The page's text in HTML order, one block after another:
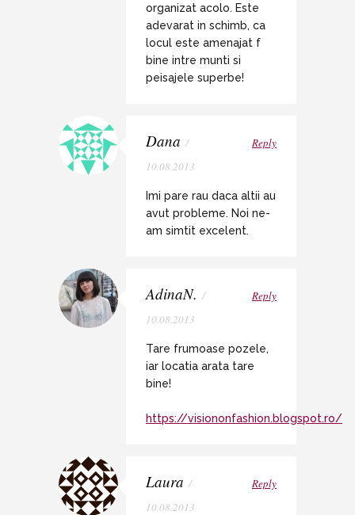
organizat acolo. Este
adevarat in schimb, ca
locul este amenajat f
bine intre munti si
peisajele superbe!
Dana /
10.08.2013
Reply
Imi pare rau daca altii au
avut probleme. Noi ne-
am simtit excelent.
AdinaN. /
10.08.2013
Reply
Tare frumoase pozele,
iar locatia arata tare
bine!
https://visiononfashion.blogspot.ro/
Laura /
10.08.2013
Reply